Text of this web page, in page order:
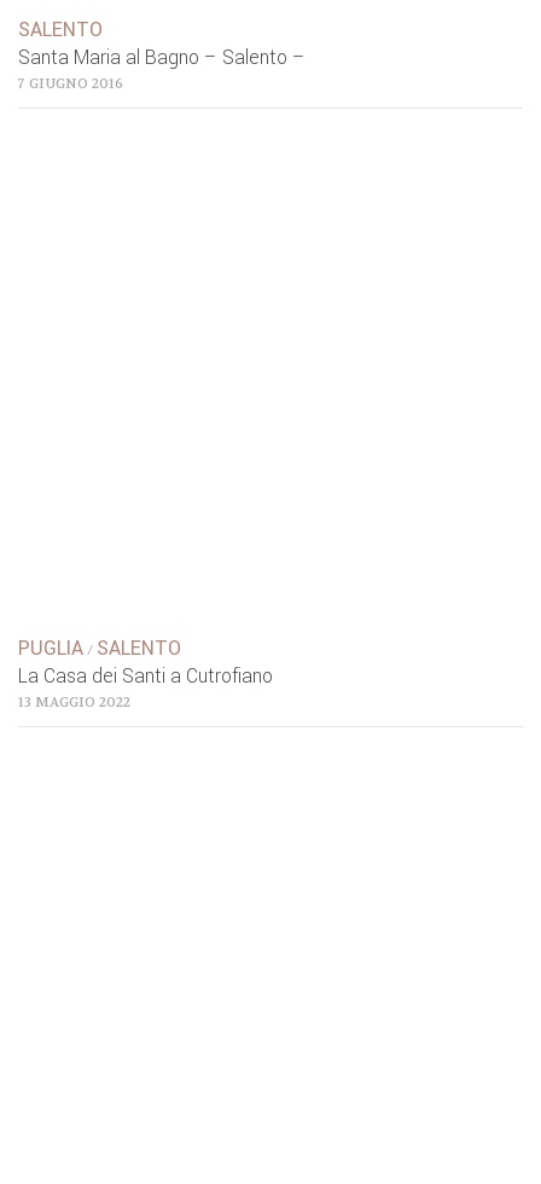
SALENTO
Santa Maria al Bagno – Salento –
7 GIUGNO 2016
PUGLIA / SALENTO
La Casa dei Santi a Cutrofiano
13 MAGGIO 2022